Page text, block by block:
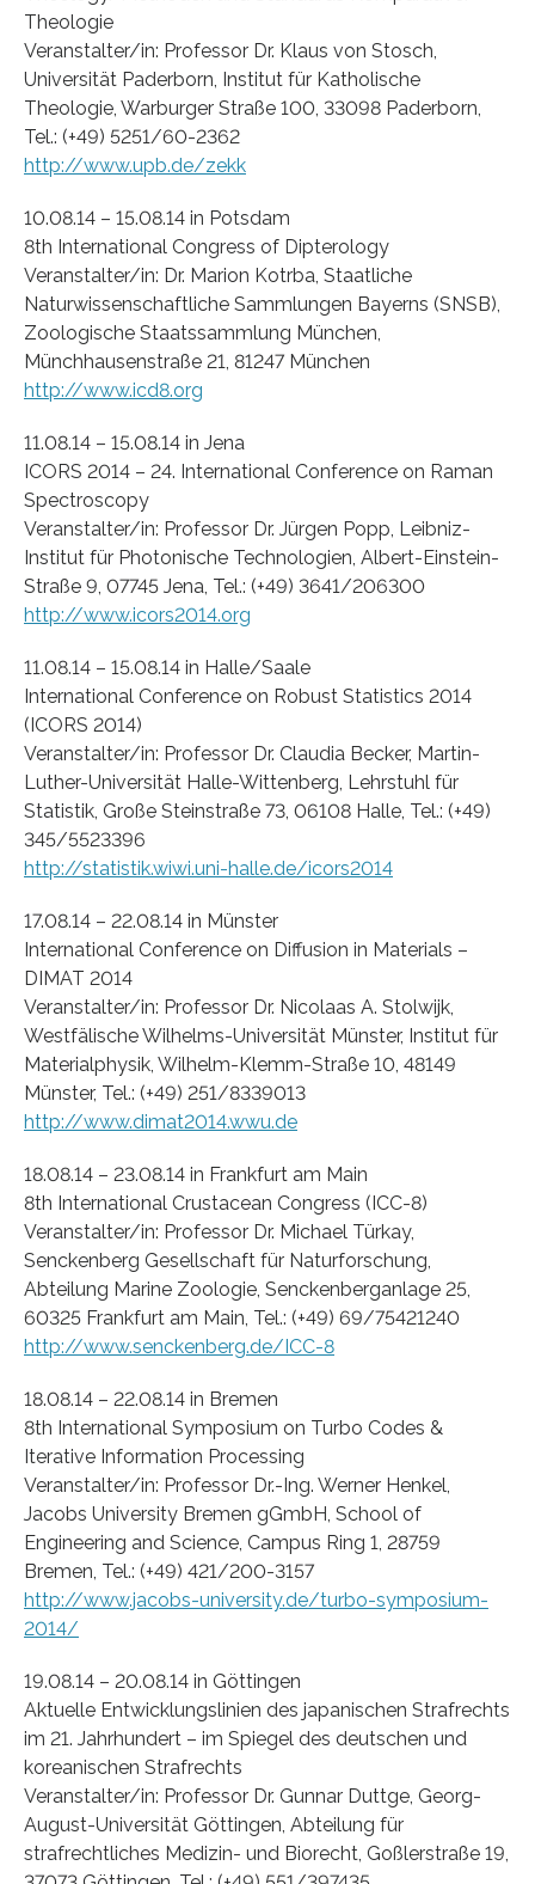
Theologie
Veranstalter/in: Professor Dr. Klaus von Stosch,
Universität Paderborn, Institut für Katholische
Theologie, Warburger Straße 100, 33098 Paderborn,
Tel.: (+49) 5251/60-2362
http://www.upb.de/zekk
10.08.14 – 15.08.14 in Potsdam
8th International Congress of Dipterology
Veranstalter/in: Dr. Marion Kotrba, Staatliche
Naturwissenschaftliche Sammlungen Bayerns (SNSB),
Zoologische Staatssammlung München,
Münchhausenstraße 21, 81247 München
http://www.icd8.org
11.08.14 – 15.08.14 in Jena
ICORS 2014 – 24. International Conference on Raman
Spectroscopy
Veranstalter/in: Professor Dr. Jürgen Popp, Leibniz-
Institut für Photonische Technologien, Albert-Einstein-
Straße 9, 07745 Jena, Tel.: (+49) 3641/206300
http://www.icors2014.org
11.08.14 – 15.08.14 in Halle/Saale
International Conference on Robust Statistics 2014
(ICORS 2014)
Veranstalter/in: Professor Dr. Claudia Becker, Martin-
Luther-Universität Halle-Wittenberg, Lehrstuhl für
Statistik, Große Steinstraße 73, 06108 Halle, Tel.: (+49)
345/5523396
http://statistik.wiwi.uni-halle.de/icors2014
17.08.14 – 22.08.14 in Münster
International Conference on Diffusion in Materials –
DIMAT 2014
Veranstalter/in: Professor Dr. Nicolaas A. Stolwijk,
Westfälische Wilhelms-Universität Münster, Institut für
Materialphysik, Wilhelm-Klemm-Straße 10, 48149
Münster, Tel.: (+49) 251/8339013
http://www.dimat2014.wwu.de
18.08.14 – 23.08.14 in Frankfurt am Main
8th International Crustacean Congress (ICC-8)
Veranstalter/in: Professor Dr. Michael Türkay,
Senckenberg Gesellschaft für Naturforschung,
Abteilung Marine Zoologie, Senckenberganlage 25,
60325 Frankfurt am Main, Tel.: (+49) 69/75421240
http://www.senckenberg.de/ICC-8
18.08.14 – 22.08.14 in Bremen
8th International Symposium on Turbo Codes &
Iterative Information Processing
Veranstalter/in: Professor Dr.-Ing. Werner Henkel,
Jacobs University Bremen gGmbH, School of
Engineering and Science, Campus Ring 1, 28759
Bremen, Tel.: (+49) 421/200-3157
http://www.jacobs-university.de/turbo-symposium-
2014/
19.08.14 – 20.08.14 in Göttingen
Aktuelle Entwicklungslinien des japanischen Strafrechts
im 21. Jahrhundert – im Spiegel des deutschen und
koreanischen Strafrechts
Veranstalter/in: Professor Dr. Gunnar Duttge, Georg-
August-Universität Göttingen, Abteilung für
strafrechtliches Medizin- und Biorecht, Goßlerstraße 19,